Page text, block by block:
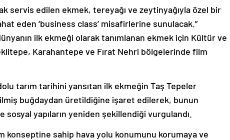
servis edilen ekmek, tereyağı ve zeytinyağıyla özel bir
eden ‘business class’ misafirlerine sunulacak.”
ilk ekmeği olarak tanımlanan ekmek için Kültür ve
Karahantepe ve Fırat Nehri bölgelerinde film
tarım tarihini yansıtan ilk ekmeğin Taş Tepeler
buğdaydan üretildiğine işaret edilerek, bunun
sosyal yapıların yeniden şekillendiği vurgulandı.
konseptine sahip hava yolu konumunu korumaya ve